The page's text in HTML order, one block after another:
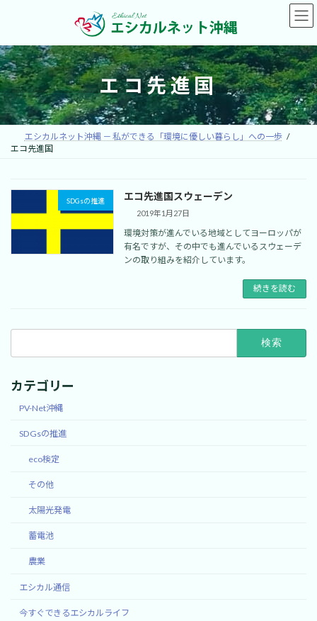
ン
ツ
へ
ス
キ
ッ
ー
シ
ョ
ン
に
移
エコ先進国
エシカルネット沖縄 － 私ができる「環境に優しい暮らし」への一歩
エコ先進国
SDGsの推進 エコ先進国スウェーデン
2019年1月27日
環境対策が進んでいる地域としてヨーロッパが
有名ですが、その中でも進んでいるスウェーデ
ンの取り組みを紹介しています。
続きを読む
カテゴリー
PV-Net沖縄
SDGsの推進
eco検定
その他
太陽光発電
蓄電池
農業
エシカル通信
今すぐできるエシカルライフ